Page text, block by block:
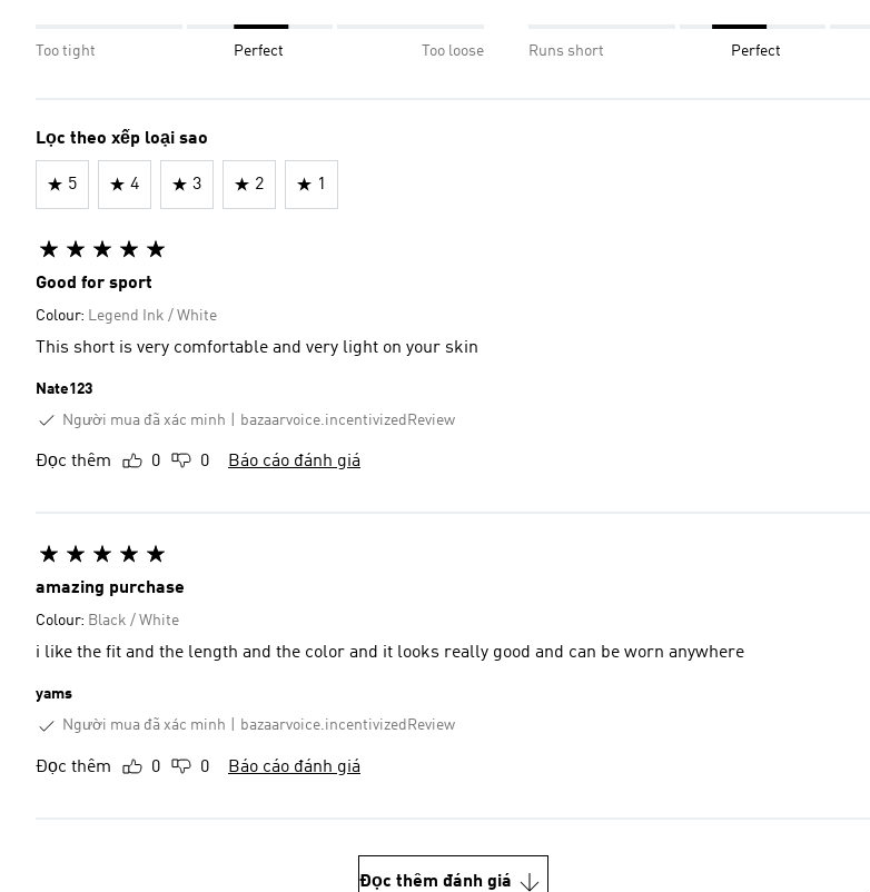
Too tight Perfect Too loose Runs short Perfect
Lọc theo xếp loại sao
5 4 3 2 1
Good for sport
Colour: Legend Ink / White
This short is very comfortable and very light on your skin
Nate123
Người mua đã xác minh
bazaarvoice.incentivizedReview
Đọc thêm 0 0 Báo cáo đánh giá
amazing purchase
Colour: Black / White
i like the fit and the length and the color and it looks really good and can be worn anywhere
yams
Người mua đã xác minh
bazaarvoice.incentivizedReview
Đọc thêm 0 0 Báo cáo đánh giá
Đọc thêm đánh giá